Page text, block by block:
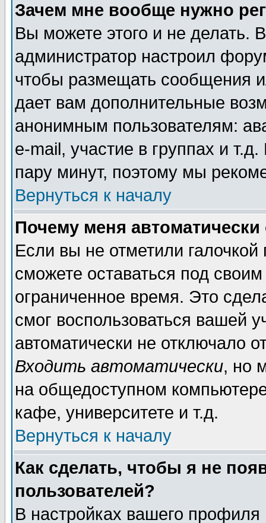
Зачем мне вообще нужно
Вы можете этого и не делать.
администратор настроил
чтобы размещать сообщения
дает вам дополнительные
анонимным пользователям:
e-mail, участие в группах и
пару минут, поэтому мы
Вернуться к началу
Почему меня автоматически
Если вы не отметили галочкой
сможете оставаться под
ограниченное время. Это
смог воспользоваться вашей
автоматически не отключало
Входить автоматически, но
на общедоступном
кафе, университете и т.д.
Вернуться к началу
Как сделать, чтобы я не
пользователей?
В настройках вашего